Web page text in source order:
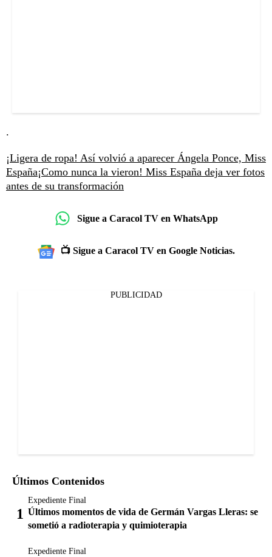
.
¡Ligera de ropa! Así volvió a aparecer Ángela Ponce, Miss
España¡Como nunca la vieron! Miss España deja ver fotos
antes de su transformación
Sigue a Caracol TV en WhatsApp
📺 Sigue a Caracol TV en Google Noticias.
PUBLICIDAD
Últimos Contenidos
Expediente Final
Últimos momentos de vida de Germán Vargas Lleras: se
sometió a radioterapia y quimioterapia
Expediente Final